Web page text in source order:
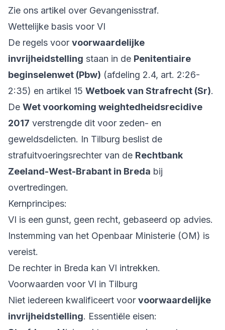
Zie ons artikel over Gevangenisstraf.
Wettelijke basis voor VI
De regels voor voorwaardelijke
invrijheidstelling staan in de Penitentiaire
beginselenwet (Pbw) (afdeling 2.4, art. 2:26-
2:35) en artikel 15 Wetboek van Strafrecht (Sr).
De Wet voorkoming weightedheidsrecidive
2017 verstrengde dit voor zeden- en
geweldsdelicten. In Tilburg beslist de
strafuitvoeringsrechter van de Rechtbank
Zeeland-West-Brabant in Breda bij
overtredingen.
Kernprincipes:
VI is een gunst, geen recht, gebaseerd op advies.
Instemming van het Openbaar Ministerie (OM) is
vereist.
De rechter in Breda kan VI intrekken.
Voorwaarden voor VI in Tilburg
Niet iedereen kwalificeert voor voorwaardelijke
invrijheidstelling. Essentiële eisen: